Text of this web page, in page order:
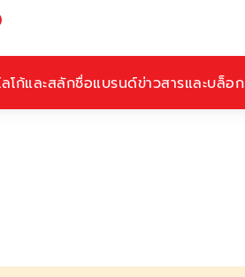
โก้และสลักชื่อแบรนด์ข่าวสารและบล็อก